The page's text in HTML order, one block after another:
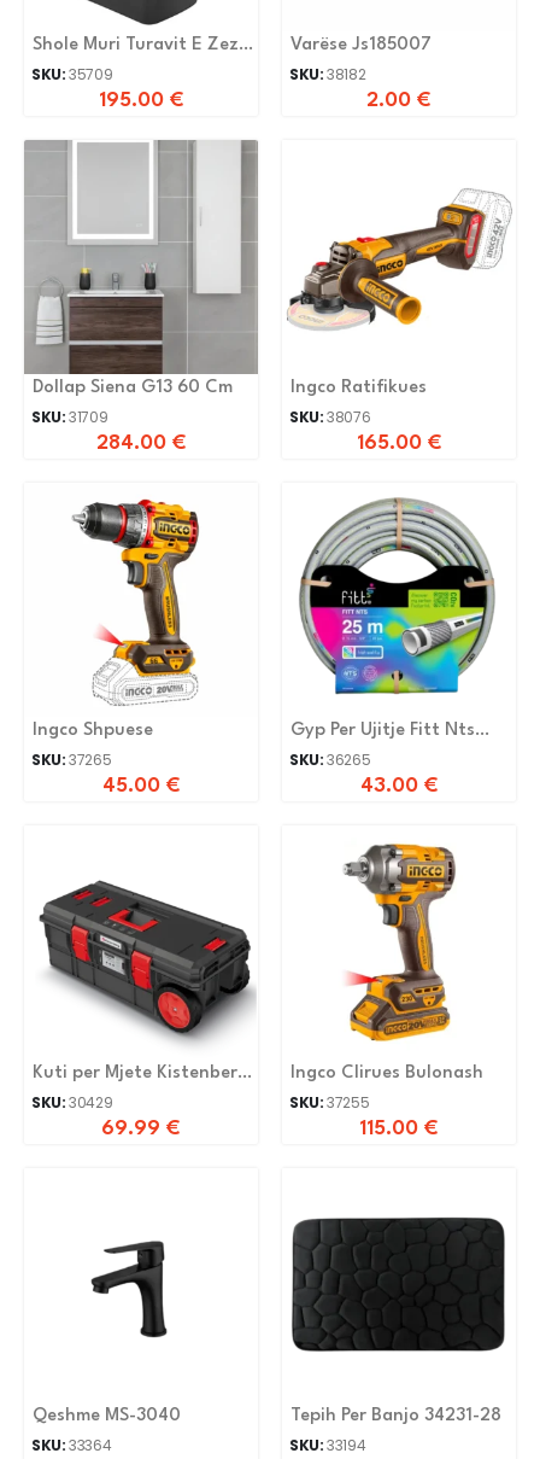
Shole Muri Turavit E Zezë
Matt
SKU:35709
195.00 €
Varëse Js185007
SKU:38182
2.00 €
Dollap Siena G13 60 Cm
SKU:31709
284.00 €
Ingco Ratifikues
SKU:38076
165.00 €
Ingco Shpuese
SKU:37265
45.00 €
Gyp Per Ujitje Fitt Nts
Grey 3/4-25m
SKU:36265
43.00 €
Kuti per Mjete Kistenberg
KXB8040W
SKU:30429
69.99 €
Ingco Clirues Bulonash
SKU:37255
115.00 €
Qeshme MS-3040
SKU:33364
Tepih Per Banjo 34231-28
SKU:33194